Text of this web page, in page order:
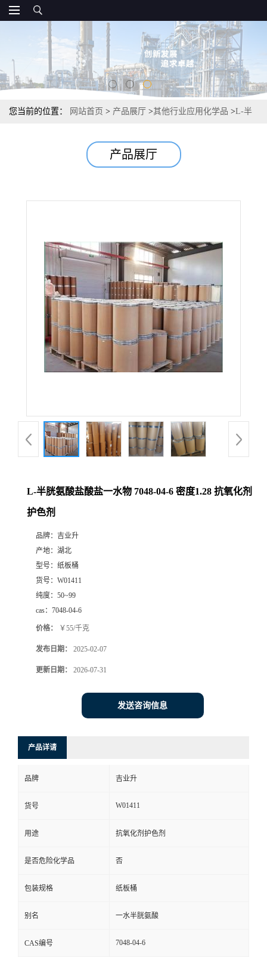
您当前的位置： 网站首页 > 产品展厅 >其他行业应用化学品 >L-半
产品展厅
L-半胱氨酸盐酸盐一水物 7048-04-6 密度1.28 抗氧化剂
护色剂
品牌： 吉业升
产地： 湖北
型号： 纸板桶
货号： W01411
纯度： 50~99
cas： 7048-04-6
价格： ￥55/千克
发布日期： 2025-02-07
更新日期： 2026-07-31
发送咨询信息
产品详请
品牌 吉业升
货号 W01411
用途 抗氧化剂护色剂
是否危险化学品 否
包装规格 纸板桶
别名 一水半胱氨酸
CAS编号 7048-04-6